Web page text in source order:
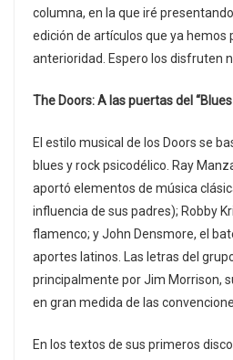
columna, en la que iré
edición de artículos que ya hemos
anterioridad. Espero los disfruten
The Doors: A las puertas del
El estilo musical de los Doors se
blues y rock psicodélico. Ray
aportó elementos de música
influencia de sus padres); Robby
flamenco; y John Densmore, el
aportes latinos. Las letras del
principalmente por Jim Morrison,
en gran medida de las
En los textos de sus primeros